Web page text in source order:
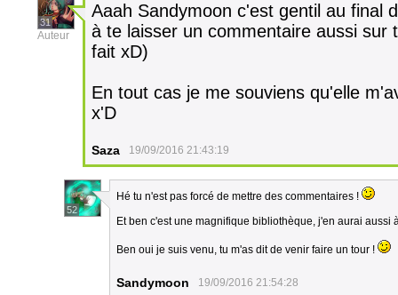
31
Auteur
Aaah Sandymoon c'est gentil au final
à te laisser un commentaire aussi sur
fait xD)
En tout cas je me souviens qu'elle
x'D
Saza 19/09/2016 21:43:19
52
Hé tu n'est pas forcé de mettre des commentaires !
Et ben c'est une magnifique bibliothèque, j'en aurai aussi
Ben oui je suis venu, tu m'as dit de venir faire un tour !
Sandymoon 19/09/2016 21:54:28